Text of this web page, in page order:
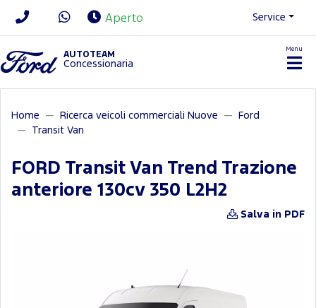
Aperto Service
AUTOTEAM
Concessionaria
Menu
Home Ricerca veicoli commerciali Nuove
Ford
Transit Van
FORD Transit Van Trend Trazione
anteriore 130cv 350 L2H2
Salva in PDF